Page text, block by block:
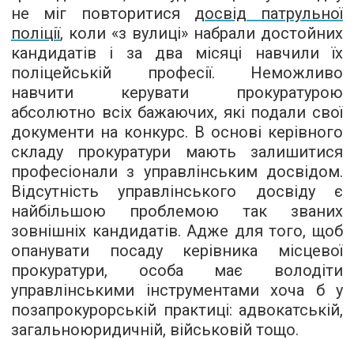
не міг повторитися досвід патрульної
поліції, коли «з вулиці» набрали достойних
кандидатів і за два місяці навчили їх
поліцейській професії. Неможливо
навчити керувати прокуратурою
абсолютно всіх бажаючих, які подали свої
документи на конкурс. В основі керівного
складу прокуратури мають залишитися
професіонали з управлінським досвідом.
Відсутність управлінського досвіду є
найбільшою проблемою так званих
зовнішніх кандидатів. Адже для того, щоб
опанувати посаду керівника місцевої
прокуратури, особа має володіти
управлінськими інструментами хоча б у
позапрокурорській практиці: адвокатській,
загальноюридичній, військовій тощо.